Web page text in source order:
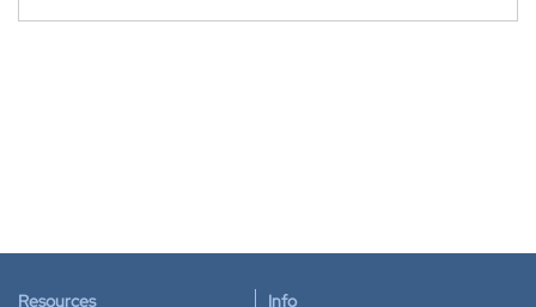
Resources Info